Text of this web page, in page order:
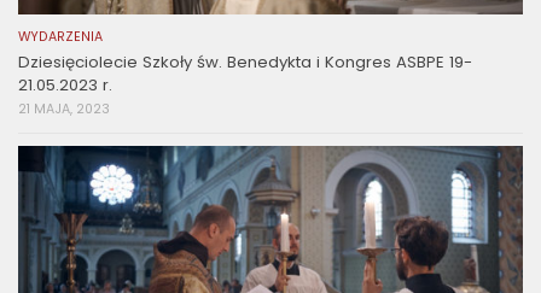
WYDARZENIA
Dziesięciolecie Szkoły św. Benedykta i Kongres ASBPE 19-
21.05.2023 r.
21 MAJA, 2023